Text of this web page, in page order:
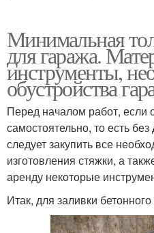
Минимальная
для гаража.
инструменты,
обустройства
Перед началом работ, если
самостоятельно, то есть
следует закупить все
изготовления стяжки, а
аренду некоторые
Итак, для заливки